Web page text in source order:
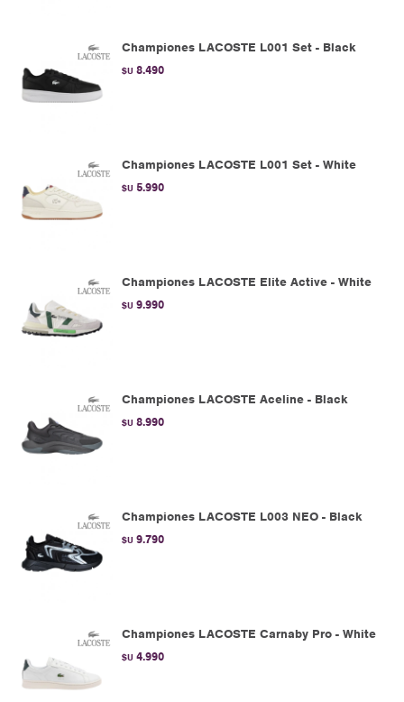
Championes LACOSTE L001 Set - Black
$U 8.490
Championes LACOSTE L001 Set - White
$U 5.990
Championes LACOSTE Elite Active - White
$U 9.990
Championes LACOSTE Aceline - Black
$U 8.990
Championes LACOSTE L003 NEO - Black
$U 9.790
Championes LACOSTE Carnaby Pro - White
$U 4.990